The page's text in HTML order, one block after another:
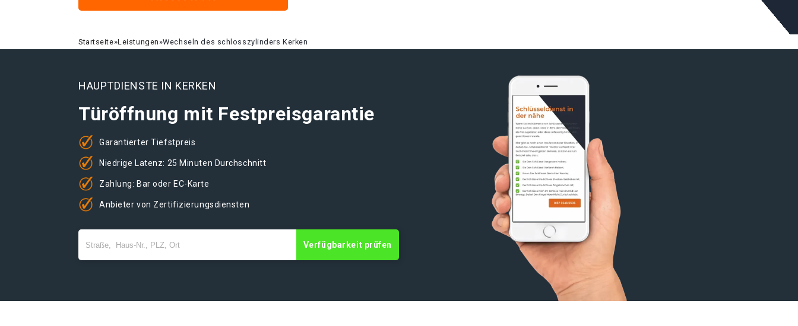
Startseite»Leistungen»Wechseln des schlosszylinders Kerken
HAUPTDIENSTE IN KERKEN
Türöffnung mit Festpreisgarantie
Garantierter Tiefstpreis
Niedrige Latenz: 25 Minuten Durchschnitt
Zahlung: Bar oder EC-Karte
Anbieter von Zertifizierungsdiensten
Verfügbarkeit prüfen